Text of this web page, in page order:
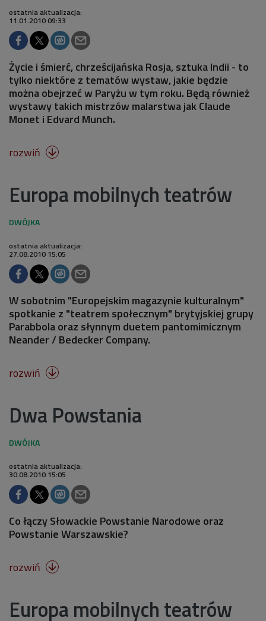
ostatnia aktualizacja:
11.01.2010 09:33
Życie i śmierć, chrześcijańska Rosja, sztuka Indii - to
tylko niektóre z tematów wystaw, jakie będzie
można obejrzeć w Paryżu w tym roku. Będą również
wystawy takich mistrzów malarstwa jak Claude
Monet i Edvard Munch.
rozwiń 
Europa mobilnych teatrów
ostatnia aktualizacja:
27.08.2010 15:05
W sobotnim "Europejskim magazynie kulturalnym"
spotkanie z "teatrem społecznym" brytyjskiej grupy
Parabbola oraz słynnym duetem pantomimicznym
Neander / Bedecker Company.
rozwiń 
Dwa Powstania
ostatnia aktualizacja:
30.08.2010 15:05
Co łączy Słowackie Powstanie Narodowe oraz
Powstanie Warszawskie?
rozwiń 
Europa mobilnych teatrów